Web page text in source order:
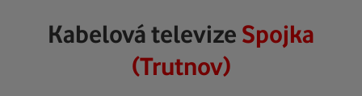
Kabelová televize Spojka
(Trutnov)